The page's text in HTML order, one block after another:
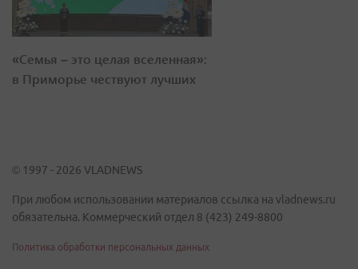
«Семья – это целая вселенная»:
в Приморье чествуют лучших
© 1997 - 2026 VLADNEWS
При любом использовании материалов ссылка на vladnews.ru
обязательна. Коммерческий отдел 8 (423) 249-8800
Политика обработки персональных данных